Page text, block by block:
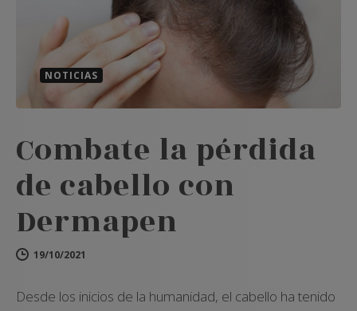
NOTICIAS
Combate la pérdida
de cabello con
Dermapen
19/10/2021
Desde los inicios de la humanidad, el cabello ha tenido